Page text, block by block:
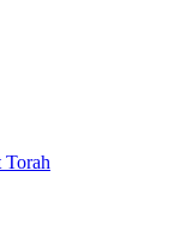
Torah